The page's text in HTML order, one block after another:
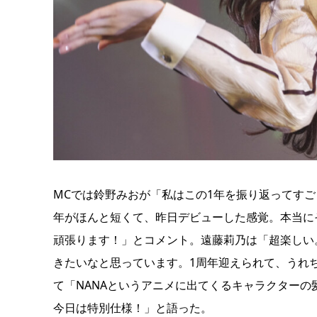
MCでは鈴野みおが「私はこの1年を振り返ってす
年がほんと短くて、昨日デビューした感覚。本当
頑張ります！」とコメント。遠藤莉乃は「超楽し
きたいなと思っています。1周年迎えられて、う
て「NANAというアニメに出てくるキャラクターの
今日は特別仕様！」と語った。